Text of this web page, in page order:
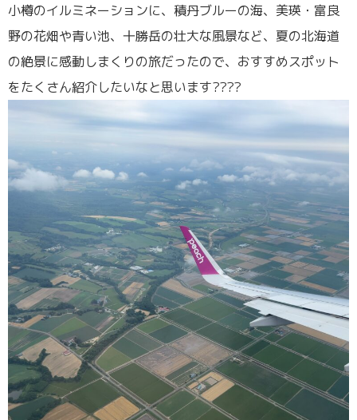
小樽のイルミネーションに、積丹ブルーの海、美瑛・富良
野の花畑や青い池、十勝岳の壮大な風景など、夏の北海道
の絶景に感動しまくりの旅だったので、おすすめスポット
をたくさん紹介したいなと思います????